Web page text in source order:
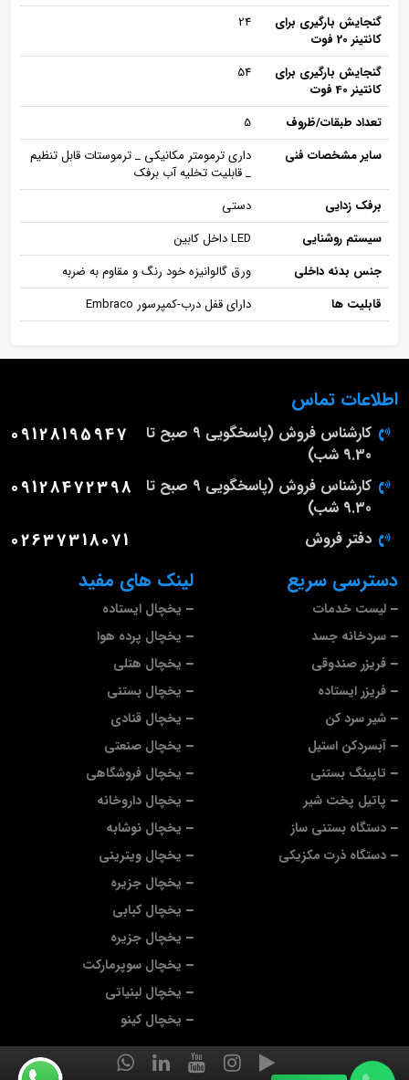
گنجایش بارگیری برای
کانتینر 20 فوت
24
گنجایش بارگیری برای
کانتینر 40 فوت
54
تعداد طبقات/ظروف
5
سایر مشخصات فنی
داری ترمومتر مکانیکی _ ترموستات قابل تنظیم
_ قابلیت تخلیه آب برفک
برفک زدایی
دستی
سیستم روشنایی
LED داخل کابین
جنس بدنه داخلی
ورق گالوانیزه خود رنگ و مقاوم به ضربه
قابلیت ها
دارای قفل درب-کمپرسور Embraco
لینک های مفید
یخچال ایستاده
یخچال پرده هوا
یخچال هتلی
یخچال بستنی
یخچال قنادی
یخچال صنعتی
یخچال فروشگاهی
یخچال داروخانه
یخچال نوشابه
یخچال ویترینی
یخچال جزیره
یخچال کبابی
یخچال جزیره
یخچال سوپرمارکت
یخچال لبنیاتی
یخچال کینو
دسترسی سریع
لیست خدمات
سردخانه جسد
فریزر صندوقی
فریزر ایستاده
شیر سرد کن
آبسردکن استیل
تاپینگ بستنی
پاتیل پخت شیر
دستگاه بستنی ساز
دستگاه ذرت مکزیکی
اطلاعات تماس
کارشناس فروش (پاسخگویی 9 صبح تا
9.30 شب)
09128195947
کارشناس فروش (پاسخگویی 9 صبح تا
9.30 شب)
09128472398
دفتر فروش 02637318071